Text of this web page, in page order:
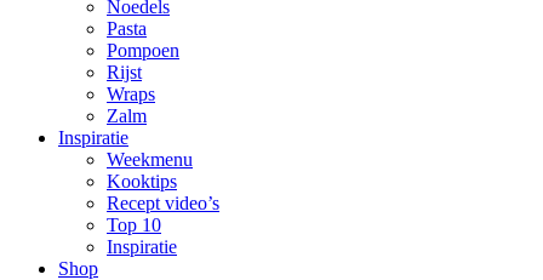
Noedels
Pasta
Pompoen
Rijst
Wraps
Zalm
Inspiratie
Weekmenu
Kooktips
Recept video’s
Top 10
Inspiratie
Shop